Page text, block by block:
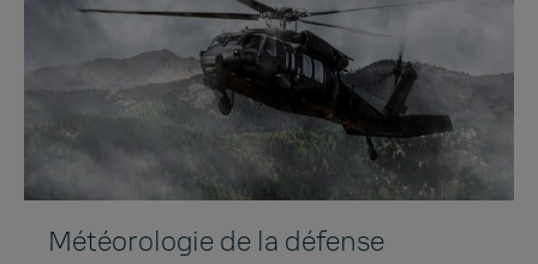
Météorologie de la défense